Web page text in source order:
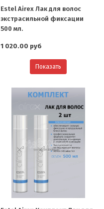
Estel Airex Лак для волос
экстрасильной фиксации
500 мл.
1 020.00 руб
Показать